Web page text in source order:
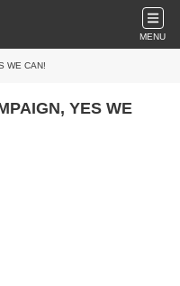
MENU
WE CAN!
YES WE